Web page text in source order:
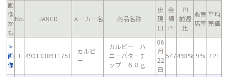
画
像
か
も
No. JANCD メーカー名 商品名称
出
現
日
金
額
PI
PI
前週
比
販売
店率
平均
売価
画
像
1 4901330911751
カルビ
ー
カルビー ハ
ニーバターチ
ップ ６０ｇ
06
月
22
日
547498% 9% 121